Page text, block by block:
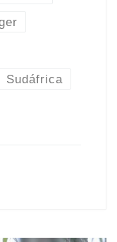
Sudáfrica